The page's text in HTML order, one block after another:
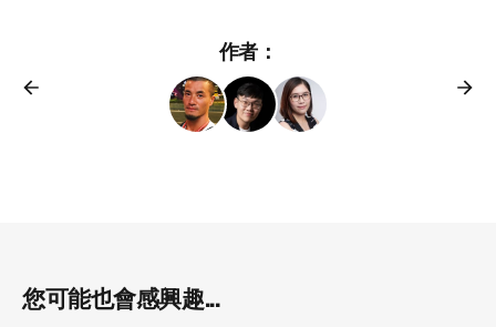
作者：
您可能也會感興趣...